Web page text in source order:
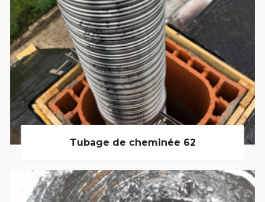
Tubage de cheminée 62